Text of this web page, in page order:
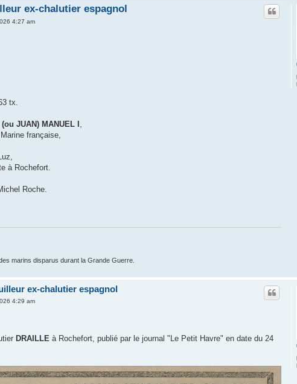
ex-chalutier espagnol
4:27 am
tx.
JUAN) MANUEL I
française,
à Rochefort.
Roche.
marins disparus durant la Grande Guerre.
ex-chalutier espagnol
4:29 am
DRAILLE à Rochefort, publié par le journal "Le Petit Havre" en date du 24